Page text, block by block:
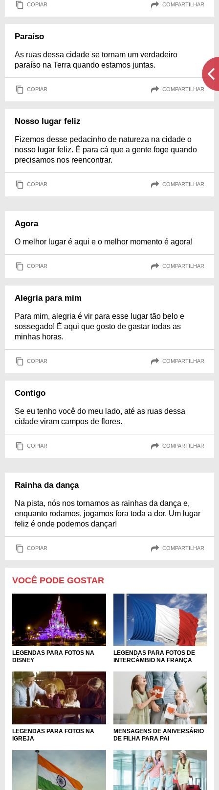
COPIAR COMPARTILHAR
Paraíso
As ruas dessa cidade se tornam um verdadeiro
paraíso na Terra quando estamos juntas.
COPIAR COMPARTILHAR
Nosso lugar feliz
Fizemos desse pedacinho de natureza na cidade o
nosso lugar feliz. É para cá que a gente foge quando
precisamos nos reencontrar.
COPIAR COMPARTILHAR
Agora
O melhor lugar é aqui e o melhor momento é agora!
COPIAR COMPARTILHAR
Alegria para mim
Para mim, alegria é vir para esse lugar tão belo e
sossegado! É aqui que gosto de gastar todas as
minhas horas.
COPIAR COMPARTILHAR
Contigo
Se eu tenho você do meu lado, até as ruas dessa
cidade viram campos de flores.
COPIAR COMPARTILHAR
Rainha da dança
Na pista, nós nos tornamos as rainhas da dança e,
enquanto rodamos, jogamos fora toda a dor. Um lugar
feliz é onde podemos dançar!
COPIAR COMPARTILHAR
VOCÊ PODE GOSTAR
LEGENDAS PARA FOTOS NA
DISNEY
LEGENDAS PARA FOTOS DE
INTERCÂMBIO NA FRANÇA
LEGENDAS PARA FOTOS NA
IGREJA
MENSAGENS DE ANIVERSÁRIO
DE FILHA PARA PAI